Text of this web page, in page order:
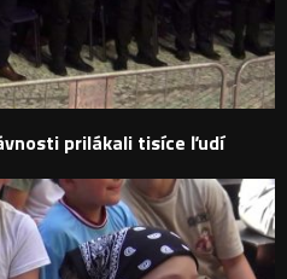
prilákali tisíce ľudí